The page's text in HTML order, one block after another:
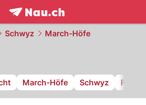
frontpage.NAU.ch
Schwyz March-Höfe
March-Höfe Schwyz FC